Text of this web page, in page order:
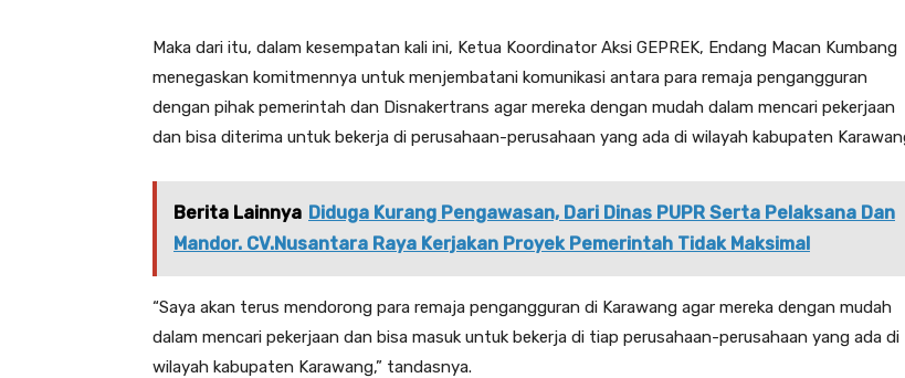
Maka dari itu, dalam kesempatan kali ini, Ketua Koordinator Aksi GEPREK, Endang Macan Kumbang
menegaskan komitmennya untuk menjembatani komunikasi antara para remaja pengangguran
dengan pihak pemerintah dan Disnakertrans agar mereka dengan mudah dalam mencari pekerjaan
dan bisa diterima untuk bekerja di perusahaan-perusahaan yang ada di wilayah kabupaten
Berita Lainnya Diduga Kurang Pengawasan, Dari Dinas PUPR Serta Pelaksana Dan
Mandor. CV.Nusantara Raya Kerjakan Proyek Pemerintah Tidak Maksimal
“Saya akan terus mendorong para remaja pengangguran di Karawang agar mereka dengan mudah
dalam mencari pekerjaan dan bisa masuk untuk bekerja di tiap perusahaan-perusahaan yang ada di
wilayah kabupaten Karawang,” tandasnya.